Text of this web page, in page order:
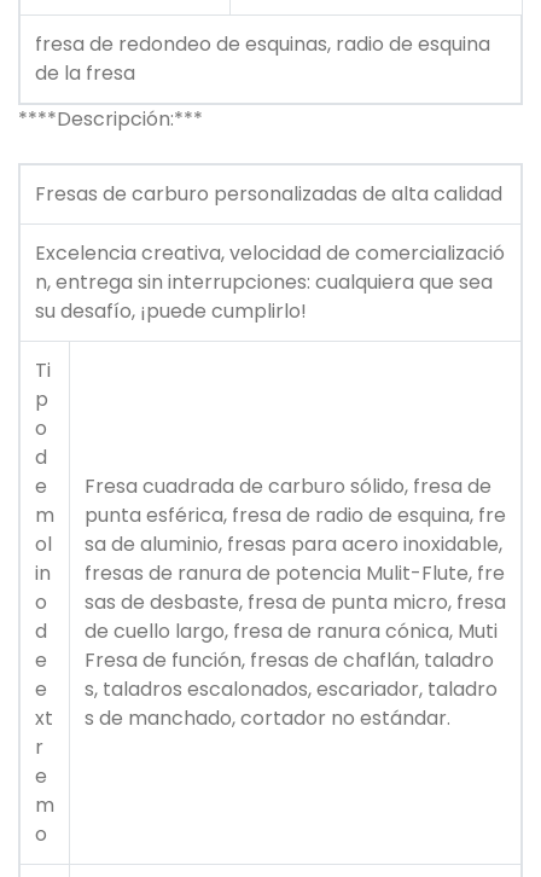
fresa de redondeo de esquinas, radio de esquina
de la fresa
****Descripción:***
Fresas de carburo personalizadas de alta calidad
Excelencia creativa, velocidad de comercializació
n, entrega sin interrupciones: cualquiera que sea
su desafío, ¡puede cumplirlo!
Ti
p
o
d
e
m
ol
in
o
d
e
e
xt
r
e
m
o
Fresa cuadrada de carburo sólido, fresa de
punta esférica, fresa de radio de esquina, fre
sa de aluminio, fresas para acero inoxidable,
fresas de ranura de potencia Mulit-Flute, fre
sas de desbaste, fresa de punta micro, fresa
de cuello largo, fresa de ranura cónica, Muti
Fresa de función, fresas de chaflán, taladro
s, taladros escalonados, escariador, taladro
s de manchado, cortador no estándar.